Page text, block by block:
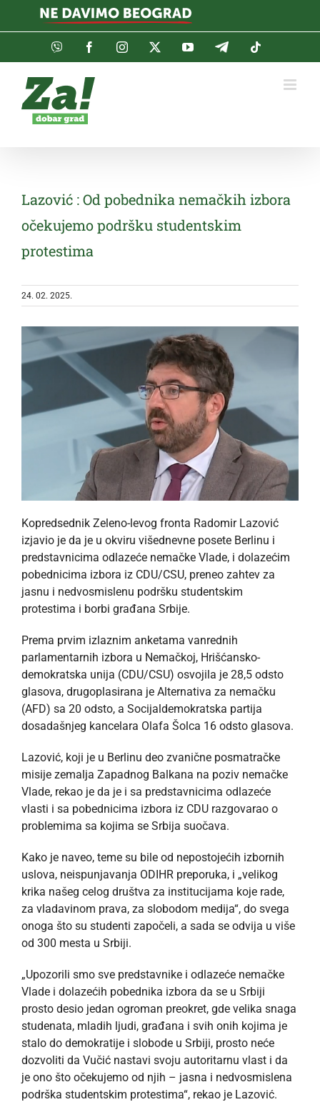
Viber FacebookInstagramTwitterYouTubeTelegram
Lazović : Od pobednika nemačkih izbora
očekujemo podršku studentskim
protestima
24. 02. 2025.
Kopredsednik Zeleno-levog fronta Radomir Lazović
izjavio je da je u okviru višednevne posete Berlinu i
predstavnicima odlazeće nemačke Vlade, i dolazećim
pobednicima izbora iz CDU/CSU, preneo zahtev za
jasnu i nedvosmislenu podršku studentskim
protestima i borbi građana Srbije.
Prema prvim izlaznim anketama vanrednih
parlamentarnih izbora u Nemačkoj, Hrišćansko-
demokratska unija (CDU/CSU) osvojila je 28,5 odsto
glasova, drugoplasirana je Alternativa za nemačku
(AFD) sa 20 odsto, a Socijaldemokratska partija
dosadašnjeg kancelara Olafa Šolca 16 odsto glasova.
Lazović, koji je u Berlinu deo zvanične posmatračke
misije zemalja Zapadnog Balkana na poziv nemačke
Vlade, rekao je da je i sa predstavnicima odlazeće
vlasti i sa pobednicima izbora iz CDU razgovarao o
problemima sa kojima se Srbija suočava.
Kako je naveo, teme su bile od nepostojećih izbornih
uslova, neispunjavanja ODIHR preporuka, i „velikog
krika našeg celog društva za institucijama koje rade,
za vladavinom prava, za slobodom medija“, do svega
onoga što su studenti započeli, a sada se odvija u više
od 300 mesta u Srbiji.
„Upozorili smo sve predstavnike i odlazeće nemačke
Vlade i dolazećih pobednika izbora da se u Srbiji
prosto desio jedan ogroman preokret, gde velika snaga
studenata, mladih ljudi, građana i svih onih kojima je
stalo do demokratije i slobode u Srbiji, prosto neće
dozvoliti da Vučić nastavi svoju autoritarnu vlast i da
je ono što očekujemo od njih – jasna i nedvosmislena
podrška studentskim protestima“, rekao je Lazović.